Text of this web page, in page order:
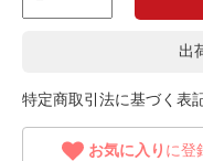
出
特定商取引法に基づく表
お気に入り に登